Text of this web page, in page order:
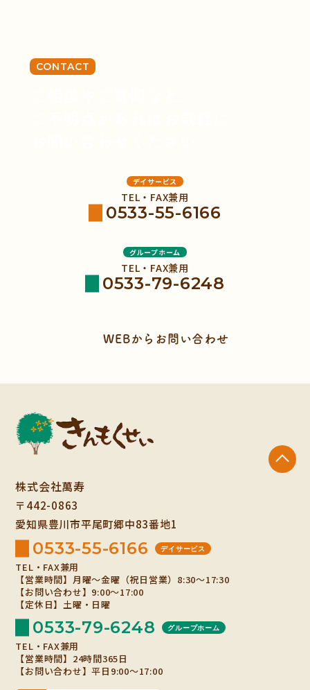
CONTACT
デイサービス
TEL・FAX兼用
0533-55-6166
グループホーム
TEL・FAX兼用
0533-79-6248
WEBからお問い合わせ
株式会社萬寿
〒442-0863
愛知県豊川市平尾町郷中83番地1
0533-55-6166 デイサービス
TEL・FAX兼用
【営業時間】月曜～金曜（祝日営業）8:30～17:30
【お問い合わせ】9:00～17:00
【定休日】土曜・日曜
0533-79-6248 グループホーム
TEL・FAX兼用
【営業時間】24時間365日
【お問い合わせ】平日9:00～17:00